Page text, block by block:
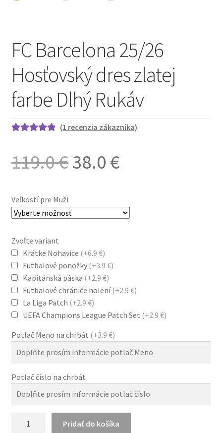
FC Barcelona 25/26
Hosťovský dres zlatej
farbe Dlhý Rukáv
základe
(1 recenzia zákazníka)
119.0€Pôvodná
bola:
119.0 €.
38.0 €Aktuálna
je:
Veľkostí pre Muži
Zvoľte variant
Krátke Nohavice (+6.9 €)
Futbalové ponožky (+3.9 €)
Kapitánská páska (+2.9 €)
Futbalové chrániče holení(+2.9 €)
La Liga Patch (+2.9 €)
UEFA Champions League Patch Set (+2.9 €)
Potlač Meno na chrbát (+3.9 €)
Potlač číslo na chrbát
Pridať do košíka